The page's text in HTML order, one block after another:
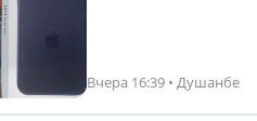
Вчера 16:39 • Душанбе